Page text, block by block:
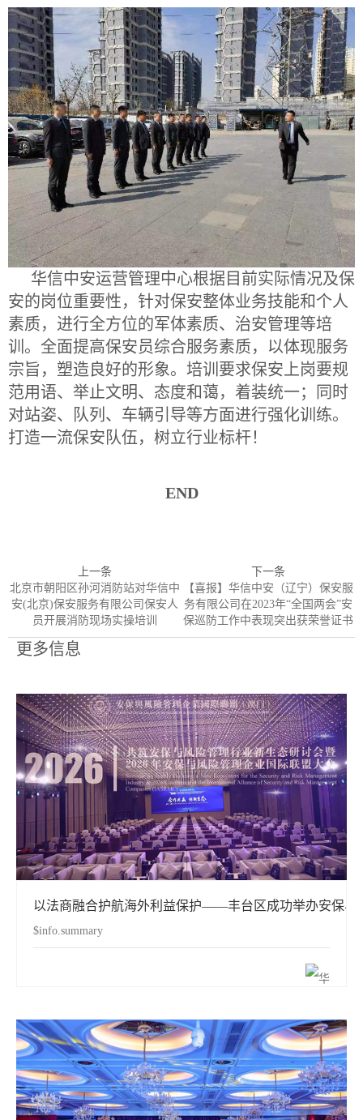
华信中安运营管理中心根据目前实际情况及保
安的岗位重要性，针对保安整体业务技能和个人
素质，进行全方位的军体素质、治安管理等培
训。全面提高保安员综合服务素质，以体现服务
宗旨，塑造良好的形象。培训要求保安上岗要规
范用语、举止文明、态度和蔼，着装统一；同时
对站姿、队列、车辆引导等方面进行强化训练。
打造一流保安队伍，树立行业标杆！
END
上一条
北京市朝阳区孙河消防站对华信中
安(北京)保安服务有限公司保安人
员开展消防现场实操培训
下一条
【喜报】华信中安（辽宁）保安服
务有限公司在2023年“全国两会”安
保巡防工作中表现突出获荣誉证书
更多信息
以法商融合护航海外利益保护——丰台区成功举办安保与
$info.summary